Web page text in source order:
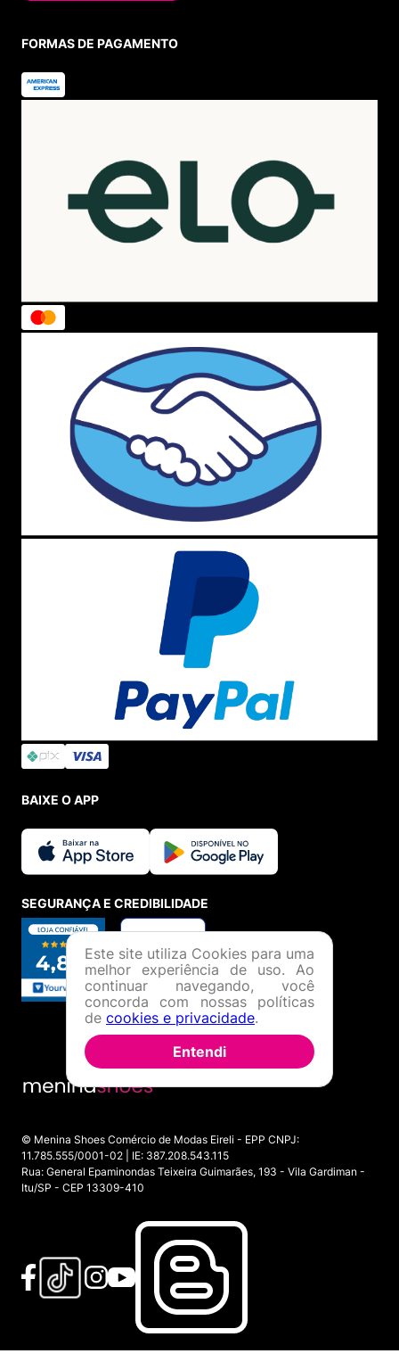
FORMAS DE PAGAMENTO
BAIXE O APP
SEGURANÇA E CREDIBILIDADE
© Menina Shoes Comércio de Modas Eireli - EPP CNPJ:
11.785.555/0001-02 | IE: 387.208.543.115
Rua: General Epaminondas Teixeira Guimarães, 193 - Vila Gardiman -
Itu/SP - CEP 13309-410
Este site utiliza Cookies para uma
melhor experiência de uso. Ao
continuar navegando, você
concorda com nossas políticas
de cookies e privacidade.
Entendi